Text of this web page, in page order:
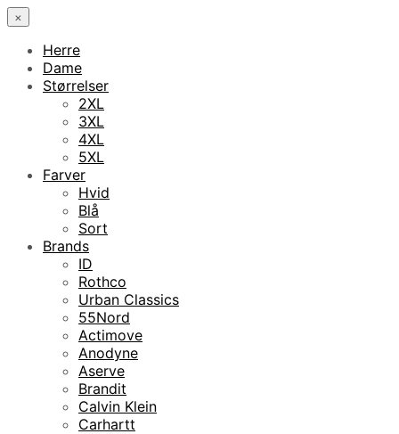
×
Herre
Dame
Størrelser
2XL
3XL
4XL
5XL
Farver
Hvid
Blå
Sort
Brands
ID
Rothco
Urban Classics
55Nord
Actimove
Anodyne
Aserve
Brandit
Calvin Klein
Carhartt